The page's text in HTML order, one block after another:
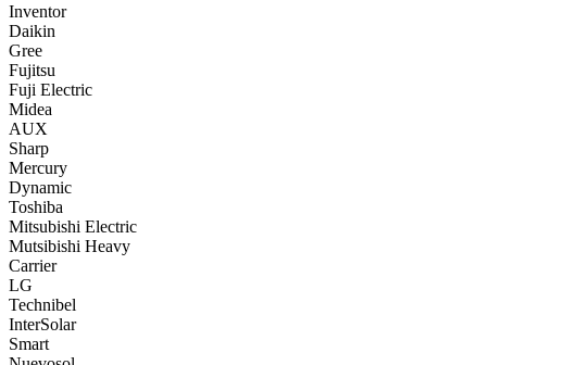
Inventor
Daikin
Gree
Fujitsu
Fuji Electric
Midea
AUX
Sharp
Mercury
Dynamic
Toshiba
Mitsubishi Electric
Mutsibishi Heavy
Carrier
LG
Technibel
InterSolar
Smart